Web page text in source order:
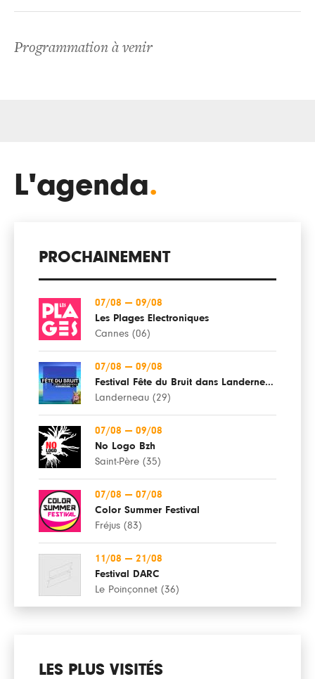
Programmation à venir
L'agenda.
PROCHAINEMENT
07/08 — 09/08
Les Plages Electroniques
Cannes (06)
07/08 — 09/08
Festival Fête du Bruit dans Landerneau
Landerneau (29)
07/08 — 09/08
No Logo Bzh
Saint-Père (35)
07/08 — 07/08
Color Summer Festival
Fréjus (83)
11/08 — 21/08
Festival DARC
Le Poinçonnet (36)
LES PLUS VISITÉS